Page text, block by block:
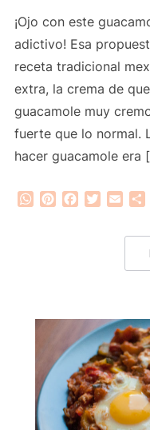
¡Ojo con este
adictivo! Esa
receta tradicional
extra, la crema de
guacamole muy
fuerte que lo normal.
hacer guacamole era
WhatsApp
PinterestFacebook
Twitter
Email